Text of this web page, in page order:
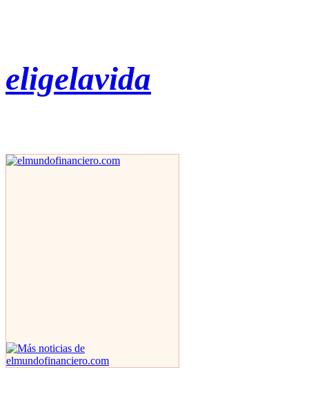
eligelavida